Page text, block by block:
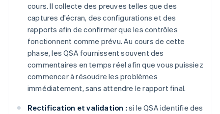
cours. Il collecte des preuves telles que des
captures d'écran, des configurations et des
rapports afin de confirmer que les contrôles
fonctionnent comme prévu. Au cours de cette
phase, les QSA fournissent souvent des
commentaires en temps réel afin que vous puissiez
commencer à résoudre les problèmes
immédiatement, sans attendre le rapport final.
Rectification et validation : si le QSA identifie des